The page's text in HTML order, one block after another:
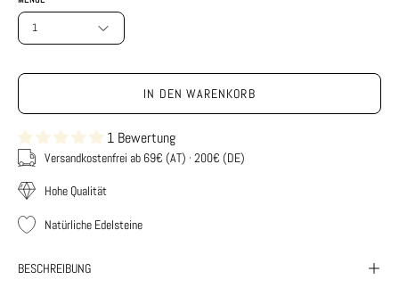
1
IN DEN WARENKORB
1 Bewertung
Versandkostenfrei ab 69€ (AT) · 200€ (DE)
Hohe Qualität
Natürliche Edelsteine
BESCHREIBUNG